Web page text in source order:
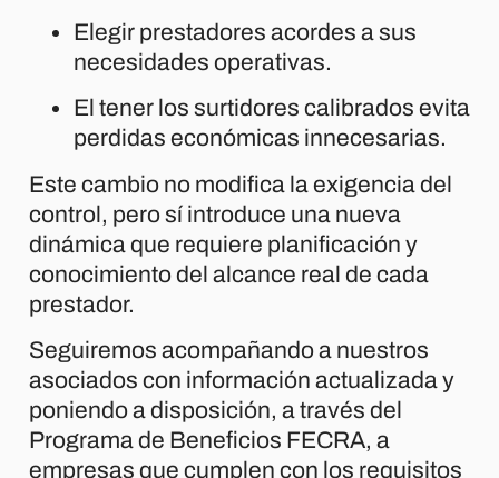
Elegir prestadores acordes a sus
necesidades operativas.
El tener los surtidores calibrados evita
perdidas económicas innecesarias.
Este cambio no modifica la exigencia del
control, pero sí introduce una nueva
dinámica que requiere planificación y
conocimiento del alcance real de cada
prestador.
Seguiremos acompañando a nuestros
asociados con información actualizada y
poniendo a disposición, a través del
Programa de Beneficios FECRA, a
empresas que cumplen con los requisitos